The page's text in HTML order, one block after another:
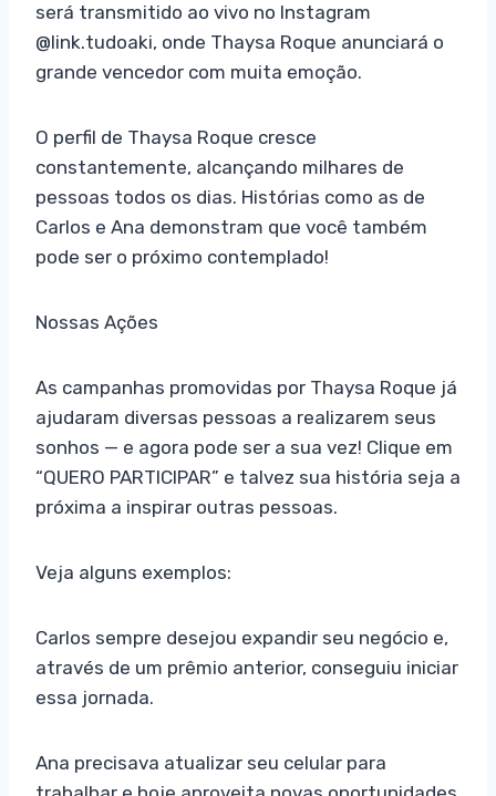
será transmitido ao vivo no Instagram
@link.tudoaki, onde Thaysa Roque anunciará o
grande vencedor com muita emoção.
O perfil de Thaysa Roque cresce
constantemente, alcançando milhares de
pessoas todos os dias. Histórias como as de
Carlos e Ana demonstram que você também
pode ser o próximo contemplado!
Nossas Ações
As campanhas promovidas por Thaysa Roque já
ajudaram diversas pessoas a realizarem seus
sonhos — e agora pode ser a sua vez! Clique em
“QUERO PARTICIPAR” e talvez sua história seja a
próxima a inspirar outras pessoas.
Veja alguns exemplos:
Carlos sempre desejou expandir seu negócio e,
através de um prêmio anterior, conseguiu iniciar
essa jornada.
Ana precisava atualizar seu celular para